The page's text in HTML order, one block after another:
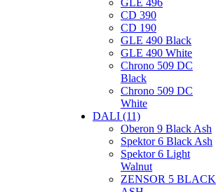
GLE 496
CD 390
CD 190
GLE 490 Black
GLE 490 White
Chrono 509 DC
Black
Chrono 509 DC
White
DALI (11)
Oberon 9 Black Ash
Spektor 6 Black Ash
Spektor 6 Light
Walnut
ZENSOR 5 BLACK